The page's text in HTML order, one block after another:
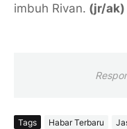
imbuh Rivan. (jr/ak)
Tags Habar Terbaru